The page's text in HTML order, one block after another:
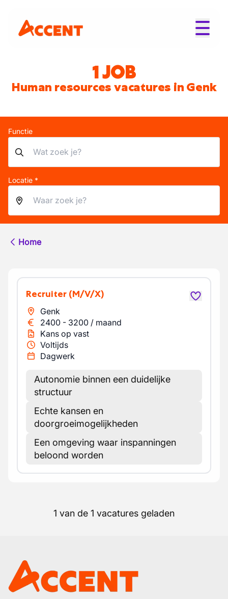
1 JOB
Human resources vacatures in Genk
Functie
Locatie *
Home
Recruiter (M/V/X)
Genk
2400 - 3200 / maand
Kans op vast
Voltijds
Dagwerk
Autonomie binnen een duidelijke
structuur
Echte kansen en
doorgroeimogelijkheden
Een omgeving waar inspanningen
beloond worden
1 van de 1 vacatures geladen